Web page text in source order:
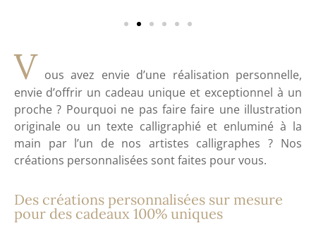
V ous avez envie d’une réalisation personnelle,
envie d’offrir un cadeau unique et exceptionnel à un
proche ? Pourquoi ne pas faire faire une illustration
originale ou un texte calligraphié et enluminé à la
main par l’un de nos artistes calligraphes ? Nos
créations personnalisées sont faites pour vous.
Des créations personnalisées sur mesure
pour des cadeaux 100% uniques